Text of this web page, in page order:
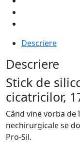
Descriere
Descriere
Stick de
cicatricilor,
Când vine vorba
nechirurgicale se
Pro-Sil.